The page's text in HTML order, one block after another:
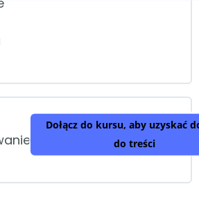
Dołącz do kursu, aby uzyskać
do treści